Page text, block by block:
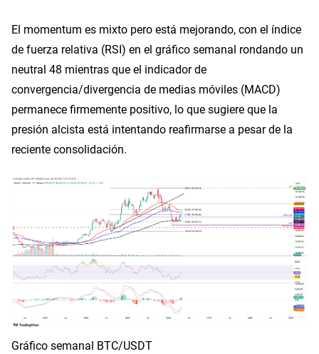
El momentum es mixto pero está mejorando, con el índice
de fuerza relativa (RSI) en el gráfico semanal rondando un
neutral 48 mientras que el indicador de
convergencia/divergencia de medias móviles (MACD)
permanece firmemente positivo, lo que sugiere que la
presión alcista está intentando reafirmarse a pesar de la
reciente consolidación.
Gráfico semanal BTC/USDT